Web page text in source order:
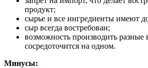
продукт;
сырье и все ингредиенты имеют
сыр всегда востребован;
возможность производить
сосредоточится на одном.
Минусы: